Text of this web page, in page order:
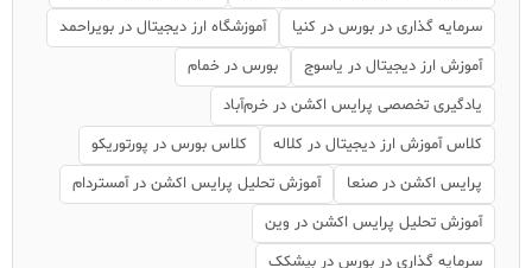
سرمایه گذاری در بورس در کنیا
آموزشگاه ارز دیجیتال در بویراحمد
آموزش ارز دیجیتال در یاسوج
بورس در خمام
یادگیری تخصصی پرایس اکشن در خرم‌آباد
کلاس آموزش ارز دیجیتال در کلاله
کلاس بورس در پورتوریکو
پرایس اکشن در صنعا
آموزش تحلیل پرایس اکشن در آمستردام
آموزش تحلیل پرایس اکشن در وین
سرمایه گذاری در بورس در بیشکک